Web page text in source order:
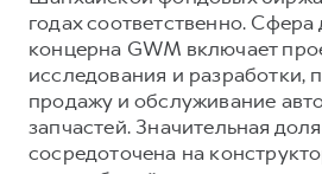
годах соответственно. Сфера
концерна GWM включает
исследования и разработки,
продажу и обслуживание
запчастей. Значительная
сосредоточена на